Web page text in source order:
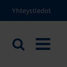
Yhteystiedot
Etsi